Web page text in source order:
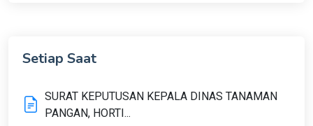
Setiap Saat
SURAT KEPUTUSAN KEPALA DINAS TANAMAN
PANGAN, HORTI...